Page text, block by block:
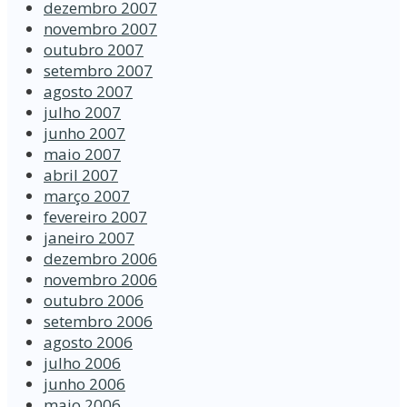
dezembro 2007
novembro 2007
outubro 2007
setembro 2007
agosto 2007
julho 2007
junho 2007
maio 2007
abril 2007
março 2007
fevereiro 2007
janeiro 2007
dezembro 2006
novembro 2006
outubro 2006
setembro 2006
agosto 2006
julho 2006
junho 2006